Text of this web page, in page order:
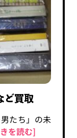
ど買取
たち」の未
を読む]